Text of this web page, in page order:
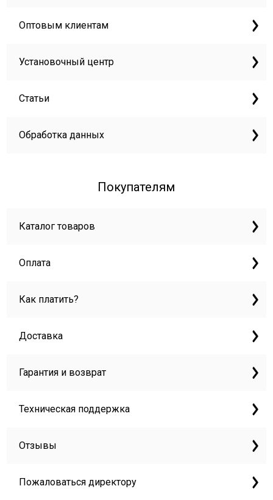
Оптовым клиентам
Установочный центр
Статьи
Обработка данных
Покупателям
Каталог товаров
Оплата
Как платить?
Доставка
Гарантия и возврат
Техническая поддержка
Отзывы
Пожаловаться директору